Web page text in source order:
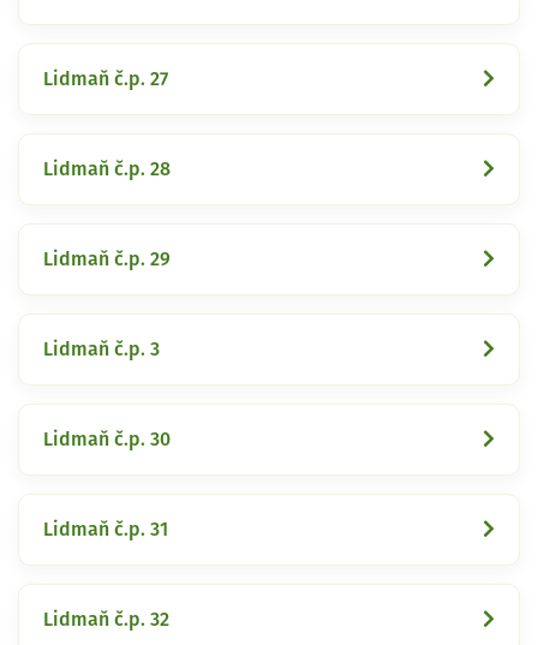
Lidmaň č.p. 27
Lidmaň č.p. 28
Lidmaň č.p. 29
Lidmaň č.p. 3
Lidmaň č.p. 30
Lidmaň č.p. 31
Lidmaň č.p. 32